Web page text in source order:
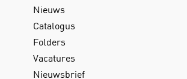
Nieuws
Catalogus
Folders
Vacatures
Nieuwsbrief